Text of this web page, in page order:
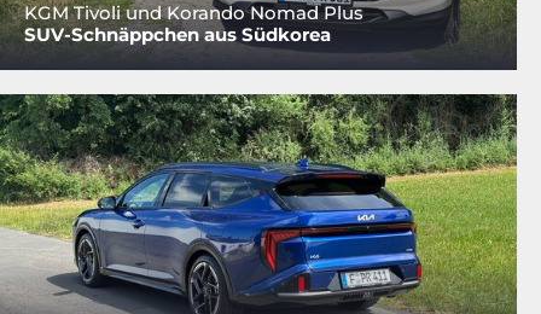
KGM Tivoli und Korando Nomad Plus
SUV-Schnäppchen aus Südkorea